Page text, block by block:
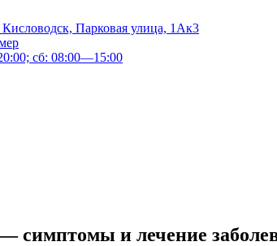
Парковая улица, 1Ак3
сб: 08:00—15:00
симптомы и лечение